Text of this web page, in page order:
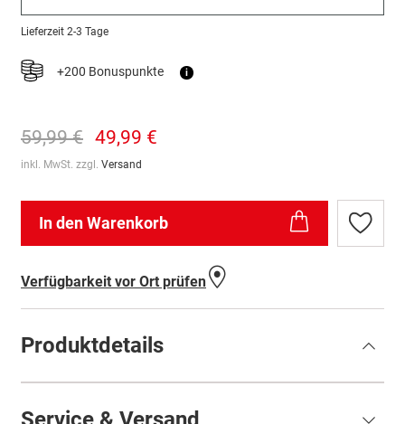
Lieferzeit 2-3 Tage
+200 Bonuspunkte i
59,99 € 49,99 €
inkl. MwSt. zzgl. Versand
In den Warenkorb
Zur
Verfügbarkeit vor Ort prüfen
Produktdetails